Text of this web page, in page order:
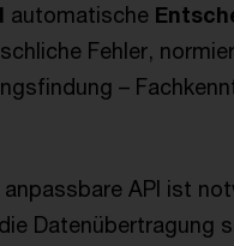
automatische
Fehler,
–
anpassbare API ist
Datenübertragung